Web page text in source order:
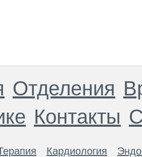
Отделения
Контакты
Кардиология